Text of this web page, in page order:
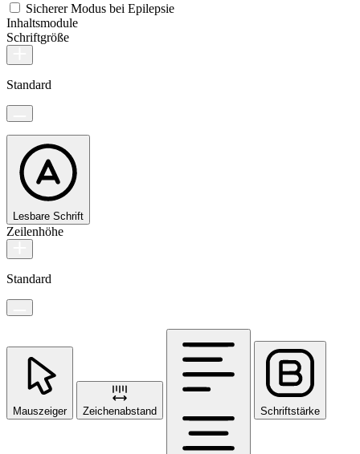
Sicherer Modus bei Epilepsie
Inhaltsmodule
Schriftgröße
Standard
Lesbare Schrift
Zeilenhöhe
Standard
Mauszeiger Zeichenabstand Schriftstärke